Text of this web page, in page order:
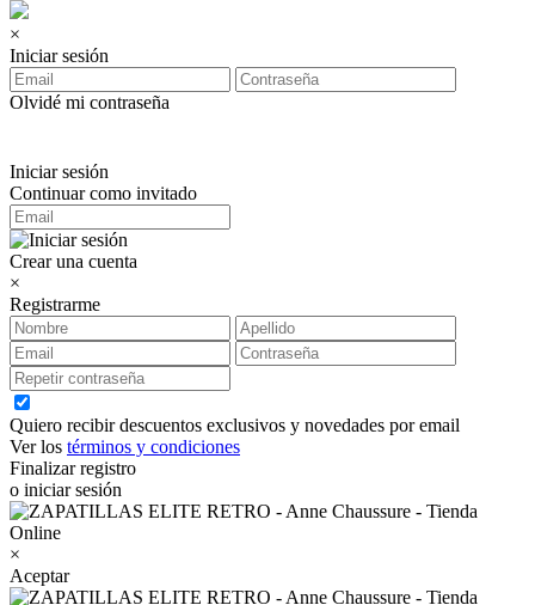
×
Iniciar sesión
Olvidé mi contraseña
Iniciar sesión
Continuar como invitado
Crear una cuenta
×
Registrarme
Quiero recibir descuentos exclusivos y novedades por email
Ver los términos y condiciones
Finalizar registro
o iniciar sesión
×
Aceptar